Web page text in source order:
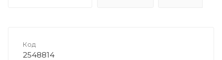
Код
2548814